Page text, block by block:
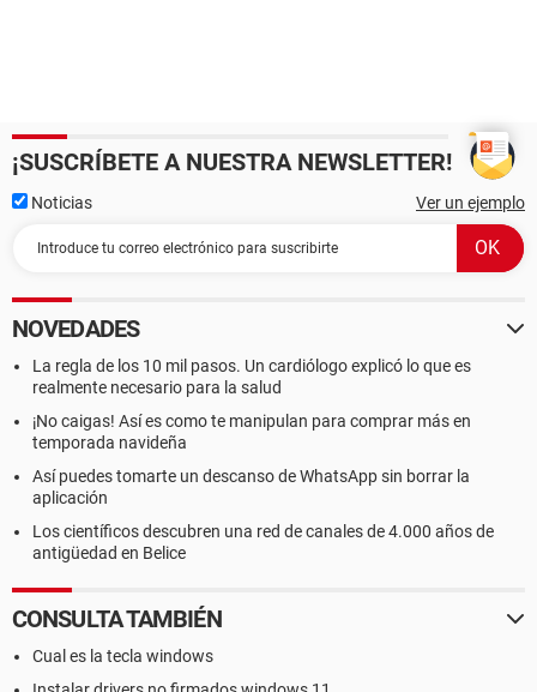
¡SUSCRÍBETE A NUESTRA NEWSLETTER!
Noticias Ver un ejemplo
NOVEDADES
La regla de los 10 mil pasos. Un cardiólogo explicó lo que es
realmente necesario para la salud
¡No caigas! Así es como te manipulan para comprar más en
temporada navideña
Así puedes tomarte un descanso de WhatsApp sin borrar la
aplicación
Los científicos descubren una red de canales de 4.000 años de
antigüedad en Belice
CONSULTA TAMBIÉN
Cual es la tecla windows